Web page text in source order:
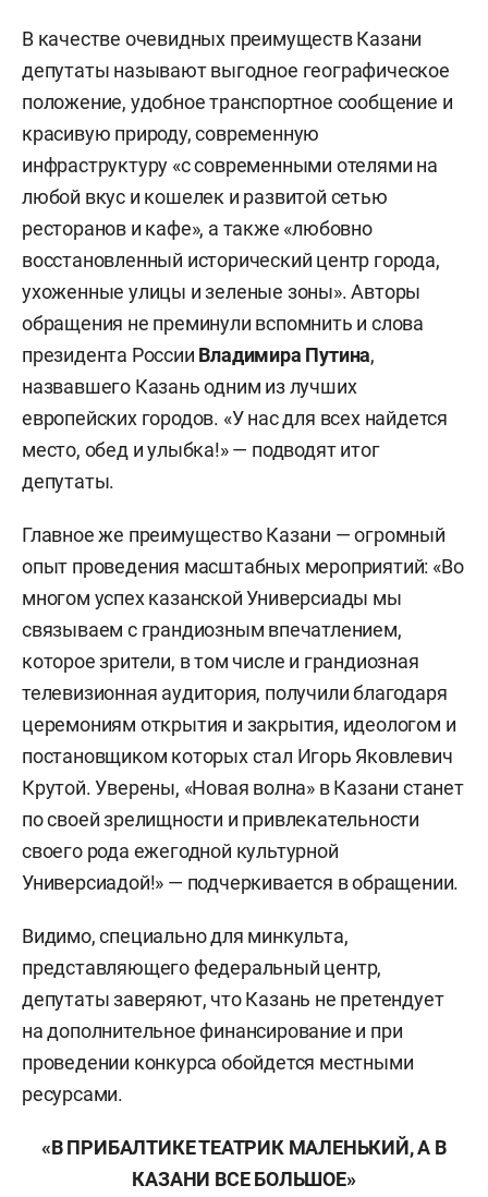
В качестве очевидных преимуществ Казани
депутаты называют выгодное географическое
положение, удобное транспортное сообщение и
красивую природу, современную
инфраструктуру «с современными отелями на
любой вкус и кошелек и развитой сетью
ресторанов и кафе», а также «любовно
восстановленный исторический центр города,
ухоженные улицы и зеленые зоны». Авторы
обращения не преминули вспомнить и слова
президента России Владимира Путина,
назвавшего Казань одним из лучших
европейских городов. «У нас для всех найдется
место, обед и улыбка!» — подводят итог
депутаты.
Главное же преимущество Казани — огромный
опыт проведения масштабных мероприятий: «Во
многом успех казанской Универсиады мы
связываем с грандиозным впечатлением,
которое зрители, в том числе и грандиозная
телевизионная аудитория, получили благодаря
церемониям открытия и закрытия, идеологом и
постановщиком которых стал Игорь Яковлевич
Крутой. Уверены, «Новая волна» в Казани станет
по своей зрелищности и привлекательности
своего рода ежегодной культурной
Универсиадой!» — подчеркивается в обращении.
Видимо, специально для минкульта,
представляющего федеральный центр,
депутаты заверяют, что Казань не претендует
на дополнительное финансирование и при
проведении конкурса обойдется местными
ресурсами.
«В ПРИБАЛТИКЕ ТЕАТРИК МАЛЕНЬКИЙ, А В
КАЗАНИ ВСЕ БОЛЬШОЕ»